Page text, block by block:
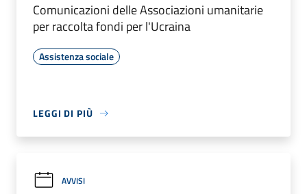
Comunicazioni delle Associazioni umanitarie
per raccolta fondi per l'Ucraina
Assistenza sociale
LEGGI DI PIÙ
AVVISI